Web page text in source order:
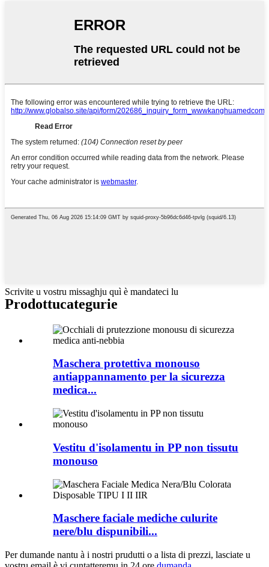
Scrivite u vostru missaghju quì è mandateci lu
Prodottucategurie
Maschera protettiva monouso
antiappannamento per la sicurezza
medica...
Vestitu d'isolamentu in PP non tissutu
monouso
Maschere faciale mediche culurite
nere/blu dispunibili...
Per dumande nantu à i nostri prudutti o a lista di prezzi, lasciate u